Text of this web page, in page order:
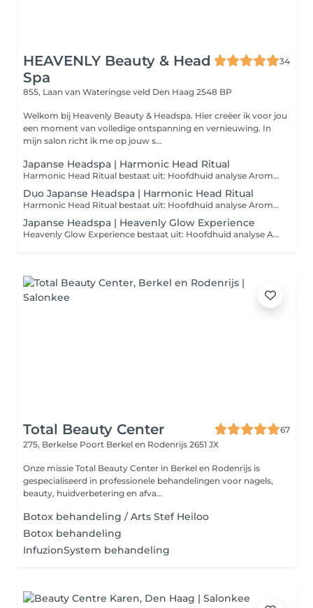
HEAVENLY Beauty & Head
Spa
34
855, Laan van Wateringse veld Den Haag 2548 BP
Welkom bij Heavenly Beauty & Headspa. Hier creëer ik voor jou
een moment van volledige ontspanning en vernieuwing. In
mijn salon richt ik me op jouw s...
Japanse Headspa | Harmonic Head Ritual
Harmonic Head Ritual bestaat uit: Hoofdhuid analyse Aroma ritueel Diepe reiniging van de hoofdhuid Hoofd, schouder en decolleté massage Aangepast voedend masker & serum Stoombehandeling Hand- en arm massage Inclusief verwarmend oogmasker LET OP: Verder wil ik u laten weten dat we na de behandeling uw haar niet föhnen. Mocht u echter willen dat uw haar toch geföhnd wordt, dan heb ik een föhn beschikbaar op locatie.
Duo Japanse Headspa | Harmonic Head Ritual
Harmonic Head Ritual bestaat uit: Hoofdhuid analyse Aroma ritueel Diepe reiniging van de hoofdhuid Hoofd, schouder en decolleté massage Aangepast voedend masker & serum Stoombehandeling Hand- en arm massage Inclusief verwarmend oogmasker LET OP: Verder wil ik u laten weten dat we na de behandeling uw haar niet föhnen. Mocht u echter willen dat uw haar toch geföhnd wordt, dan heb ik een föhn beschikbaar op locatie.
Japanse Headspa | Heavenly Glow Experience
Heavenly Glow Experience bestaat uit: Hoofdhuid analyse Aroma ritueel Diepe reiniging van de hoofdhuid Gezichtsbehandeling Hoofd, schouder, decolleté en gezicht massage Aangepast voedend masker en serum Stoombehandeling Hand- en arm massage Inclusief verwarmd oogmasker LET OP: Verder wil ik u laten weten dat we na de behandeling uw haar niet föhnen. Mocht u echter willen dat uw haar toch geföhnd wordt, dan heb ik een föhn beschikbaar op locatie.
Total Beauty Center
67
275, Berkelse Poort Berkel en Rodenrijs 2651 JX
Onze missie Total Beauty Center in Berkel en Rodenrijs is
gespecialiseerd in professionele behandelingen voor nagels,
beauty, huidverbetering en afva...
Botox behandeling / Arts Stef Heiloo
Botox behandeling
InfuzionSystem behandeling